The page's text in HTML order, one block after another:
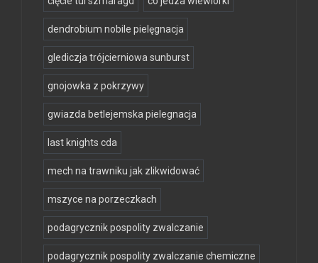
dendrobium nobile pielęgnacja
glediczja trójcierniowa sunburst
gnojowka z pokrzywy
gwiazda betlejemska pielegnacja
last knights cda
mech na trawniku jak zlikwidować
mszyce na porzeczkach
podagrycznik pospolity zwalczanie
podagrycznik pospolity zwalczanie chemiczne